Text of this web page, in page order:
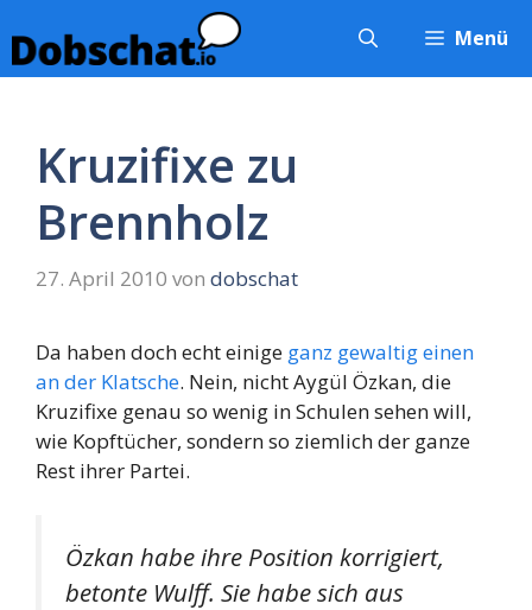
Inhalt
springen
Menü
Kruzifixe zu
Brennholz
27. April 2010 von dobschat
Da haben doch echt einige ganz gewaltig einen
an der Klatsche. Nein, nicht Aygül Özkan, die
Kruzifixe genau so wenig in Schulen sehen will,
wie Kopftücher, sondern so ziemlich der ganze
Rest ihrer Partei.
Özkan habe ihre Position korrigiert,
betonte Wulff. Sie habe sich aus